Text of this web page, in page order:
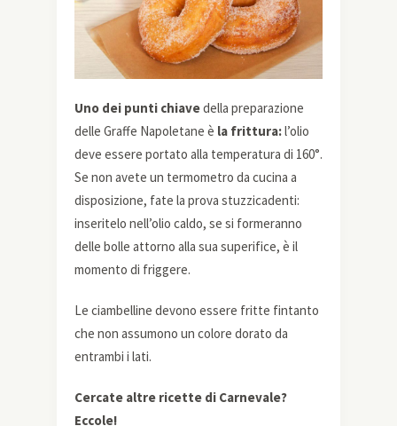
Uno dei punti chiavedella preparazione
delle Graffe Napoletane è la frittura:l’olio
deve essere portato alla temperatura di 160°.
Se non avete un termometro da cucina a
disposizione, fate la prova stuzzicadenti:
inseritelo nell’olio caldo, se si formeranno
delle bolle attorno alla sua superifice, è il
momento di friggere.
Le ciambelline devono essere fritte fintanto
che non assumono un colore dorato da
entrambi i lati.
Cercate altre ricette di Carnevale?
Eccole!